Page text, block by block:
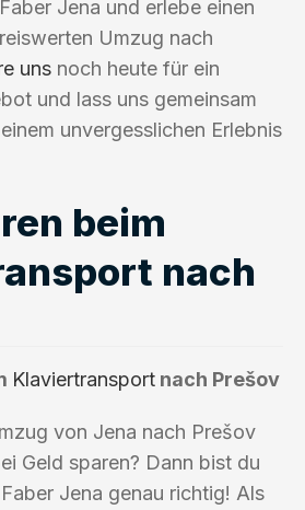
Jena und erlebe einen
Umzug nach
uns noch heute für ein
und lass uns gemeinsam
unvergesslichen Erlebnis
beim
nach
Klaviertransport nach Prešov
von Jena nach Prešov
Geld sparen? Dann bist du
Jena genau richtig! Als